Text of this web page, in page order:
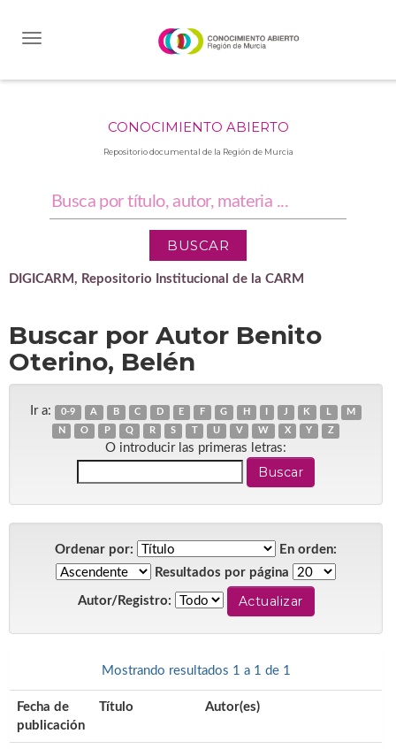
CONOCIMIENTO ABIERTO
Repositorio documental de la Región de Murcia
DIGICARM, Repositorio Institucional de la CARM
Buscar por Autor Benito
Oterino, Belén
Ir a: 0-9 A B C D E F G H J K L
M
N
O P Q R S U V W X Y Z
O introducir las primeras letras:
Ordenar por:
En orden:
Resultados por página
Autor/Registro:
Mostrando resultados 1 a 1 de 1
Fecha de
publicación
Título Autor(es)